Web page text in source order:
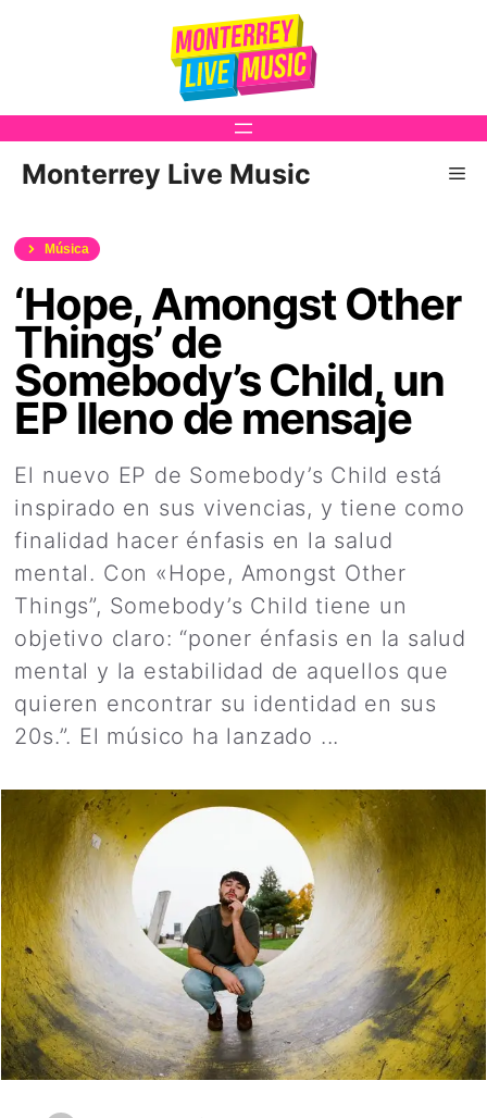
Monterrey Live Music
Música
‘Hope, Amongst Other
Things’ de
Somebody’s Child, un
EP lleno de mensaje
El nuevo EP de Somebody’s Child está
inspirado en sus vivencias, y tiene como
finalidad hacer énfasis en la salud
mental. Con «Hope, Amongst Other
Things”, Somebody’s Child tiene un
objetivo claro: “poner énfasis en la salud
mental y la estabilidad de aquellos que
quieren encontrar su identidad en sus
20s.”. El músico ha lanzado ...